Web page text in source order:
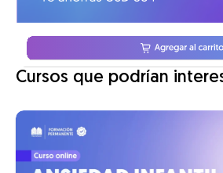
Cursos que podrían